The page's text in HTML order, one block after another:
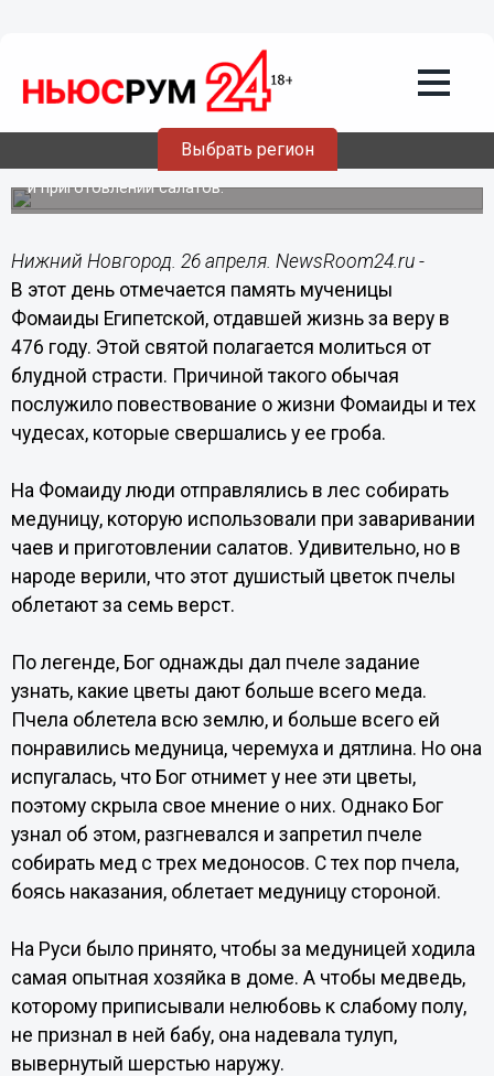
Выбрать регион
26 апреля - Фомаида Медуница по
народному календарю
В этот день люди отправлялись в лес собирать
медуницу, которую использовали при заваривании чаев
и приготовлении салатов.
Нижний Новгород. 26 апреля. NewsRoom24.ru -
В этот день отмечается память мученицы
Фомаиды Египетской, отдавшей жизнь за веру в
476 году. Этой святой полагается молиться от
блудной страсти. Причиной такого обычая
послужило повествование о жизни Фомаиды и тех
чудесах, которые свершались у ее гроба.
На Фомаиду люди отправлялись в лес собирать
медуницу, которую использовали при заваривании
чаев и приготовлении салатов. Удивительно, но в
народе верили, что этот душистый цветок пчелы
облетают за семь верст.
По легенде, Бог однажды дал пчеле задание
узнать, какие цветы дают больше всего меда.
Пчела облетела всю землю, и больше всего ей
понравились медуница, черемуха и дятлина. Но она
испугалась, что Бог отнимет у нее эти цветы,
поэтому скрыла свое мнение о них. Однако Бог
узнал об этом, разгневался и запретил пчеле
собирать мед с трех медоносов. С тех пор пчела,
боясь наказания, облетает медуницу стороной.
На Руси было принято, чтобы за медуницей ходила
самая опытная хозяйка в доме. А чтобы медведь,
которому приписывали нелюбовь к слабому полу,
не признал в ней бабу, она надевала тулуп,
вывернутый шерстью наружу.